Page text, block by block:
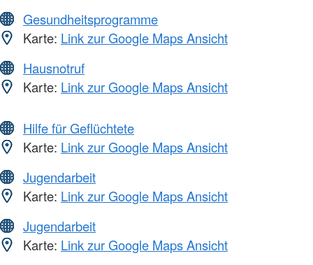
Gesundheitsprogramme
Karte: Link zur Google Maps Ansicht
Hausnotruf
Karte: Link zur Google Maps Ansicht
Hilfe für Geflüchtete
Karte: Link zur Google Maps Ansicht
Jugendarbeit
Karte: Link zur Google Maps Ansicht
Jugendarbeit
Karte: Link zur Google Maps Ansicht